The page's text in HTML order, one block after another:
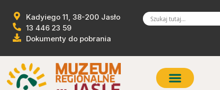
Kadyiego 11, 38-200 Jasło
13 446 23 59
Dokumenty do pobrania